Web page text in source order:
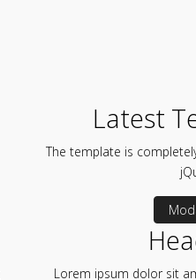
Latest
The template is
Lorem ipsum dolor sit